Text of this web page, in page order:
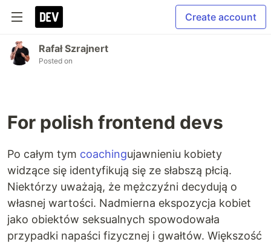
Create account
Rafał Szrajnert
Posted on
For polish frontend devs
Po całym tym coachingujawnieniu kobiety
widzące się identyfikują się ze słabszą płcią.
Niektórzy uważają, że mężczyźni decydują o
własnej wartości. Nadmierna ekspozycja kobiet
jako obiektów seksualnych spowodowała
przypadki napaści fizycznej i gwałtów. Większość